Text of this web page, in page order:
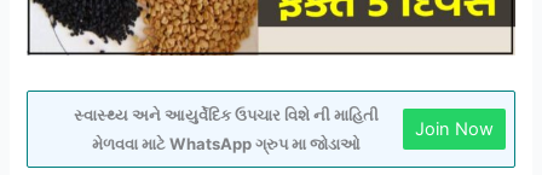
સ્વાસ્થ્ય અને આયુર્વેદિક ઉપચાર વિશે ની માહિતી
મેળવવા માટે WhatsApp ગ્રુપ મા જોડાઓ
Join Now